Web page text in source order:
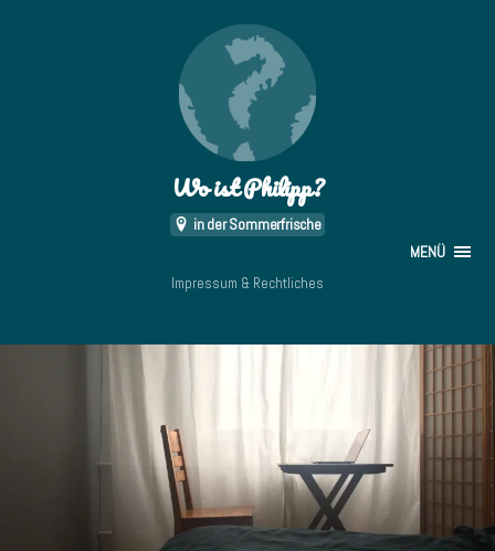
Wo ist Philipp?
in der Sommerfrische
MENÜ
Impressum & Rechtliches